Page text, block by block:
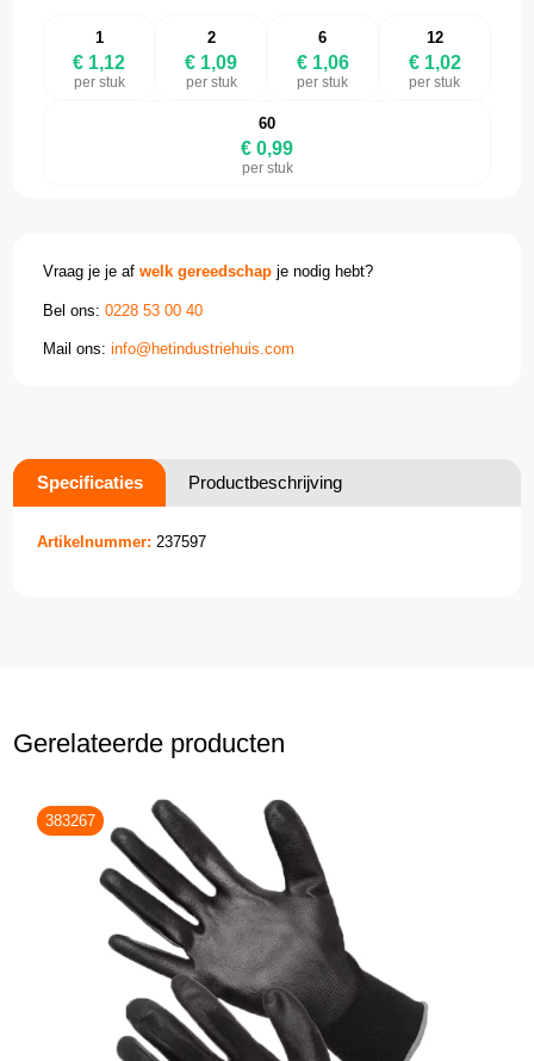
1
€ 1,12
per stuk
2
€ 1,09
per stuk
6
€ 1,06
per stuk
12
€ 1,02
per stuk
60
€ 0,99
per stuk
Vraag je je afwelk gereedschap je nodig hebt?
Bel ons:0228 53 00 40
Mail ons:info@hetindustriehuis.com
Specificaties Productbeschrijving
Artikelnummer: 237597
Gerelateerde producten
383267